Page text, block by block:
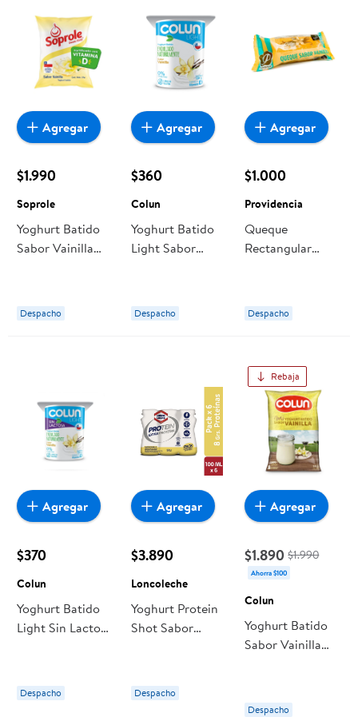
$1.990
Soprole
Yoghurt Batido
Sabor Vainilla
Despacho
Agregar
$360
Colun
Yoghurt Batido
Light Sabor
Despacho
Agregar
$1.000
Providencia
Queque
Rectangular
Providencia
Despacho
Agregar
$370
Colun
Yoghurt Batido
Light Sin Lactosa
Despacho
Agregar
$3.890
Loncoleche
Yoghurt Protein
Shot Sabor
Loncoleche
Despacho
Agregar
Rebaja
$1.890 $1.990
Ahorra $100
Colun
Yoghurt Batido
Sabor Vainilla
Despacho
Agregar